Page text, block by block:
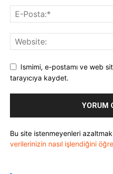
Ismimi, e-postamı ve web
tarayıcıya kaydet.
Bu site istenmeyenleri
verilerinizin nasıl işlendiğini